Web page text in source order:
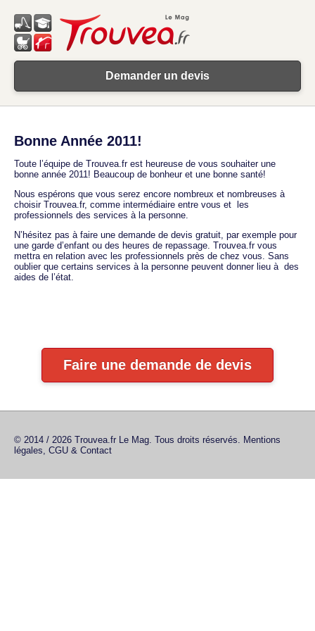
Demander un devis
Bonne Année 2011!
Toute l’équipe de Trouvea.fr est heureuse de vous souhaiter une
bonne année 2011! Beaucoup de bonheur et une bonne santé!
Nous espérons que vous serez encore nombreux et nombreuses à
choisir Trouvea.fr, comme intermédiaire entre vous et les
professionnels des services à la personne.
N’hésitez pas à faire une demande de devis gratuit, par exemple pour
une garde d’enfant ou des heures de repassage. Trouvea.fr vous
mettra en relation avec les professionnels près de chez vous. Sans
oublier que certains services à la personne peuvent donner lieu à des
aides de l’état.
Faire une demande de devis
© 2014 / 2026 Trouvea.fr Le Mag. Tous droits réservés. Mentions
légales, CGU & Contact